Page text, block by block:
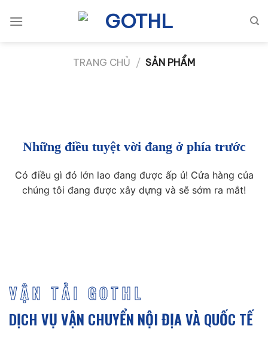
qua
TRANG CHỦ / SẢN PHẨM
Những điều tuyệt vời đang ở phía trước
Có điều gì đó lớn lao đang được ấp ủ! Cửa hàng của
chúng tôi đang được xây dựng và sẽ sớm ra mắt!
VẬN TẢI GOTHL
DỊCH VỤ VẬN CHUYỂN NỘI ĐỊA VÀ QUỐC TẾ